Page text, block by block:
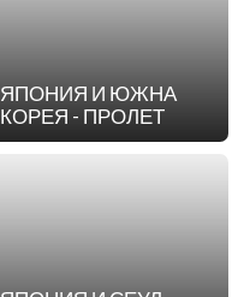
ЯПОНИЯ И ЮЖНА
КОРЕЯ - ПРОЛЕТ